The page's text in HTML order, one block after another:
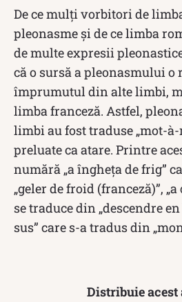
De ce mulți vorbitori de
pleonasme și de ce limba
de multe expresii
că o sursă a pleonasmului o
împrumutul din alte limbi,
limba franceză. Astfel,
limbi au fost traduse „mot-
preluate ca atare. Printre
numără „a îngheţa de frig”
„geler de froid (franceză)”,
se traduce din „descendre
sus” care s-a tradus din
Distribuie